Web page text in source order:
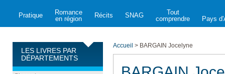
Pratique
Romance
en région
Récits SNAG
Tout
comprendre
Pays
LES LIVRES PAR
DÉPARTEMENTS
Accueil > BARGAIN Jocelyne